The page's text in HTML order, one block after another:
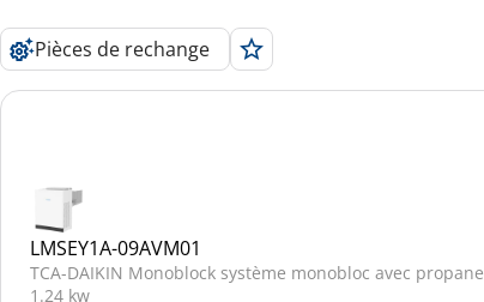
Pièces de rechange
LMSEY1A-09AVM01
TCA-DAIKIN Monoblock système monobloc avec propane
1.24 kw